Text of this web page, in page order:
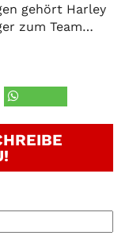
gehört Harley
zum Team…